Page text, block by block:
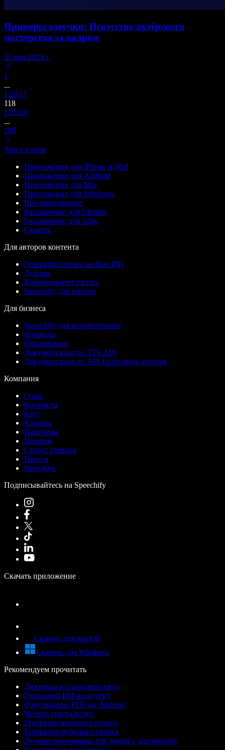
Примеры озвучки: Искусство актёрского
мастерства за кадром
11 мая 2023 г.
1
...
116117
118
119120
...
189
Текст в речь
Приложение для iPhone и iPad
Приложение для Android
Приложение для Mac
Приложение для Windows
Веб-приложение
Расширение для Chrome
Расширение для Edge
Скачать
Для авторов контента
Генератор голоса на базе ИИ
Дубляж
Клонирование голоса
Speechify для работы
Для бизнеса
Speechify для разработчиков
Команды
Образование
Документация по TTS API
Документация по API голосовых агентов
Компания
О нас
Контакты
Блог
Карьера
Партнёры
Помощь
Статус сервиса
Пресса
Брендбук
Подписывайтесь на Speechify
Скачать приложение
Скачать для macOS
Скачать для Windows
Рекомендуем прочитать
Диктовка и голосовой ввод
Голосовой ИИ-ассистент
Озвучивание PDF на Android
Чтение текста вслух
Генератор женского голоса
Генератор мужского голоса
Лучшие программы для людей с дислексией